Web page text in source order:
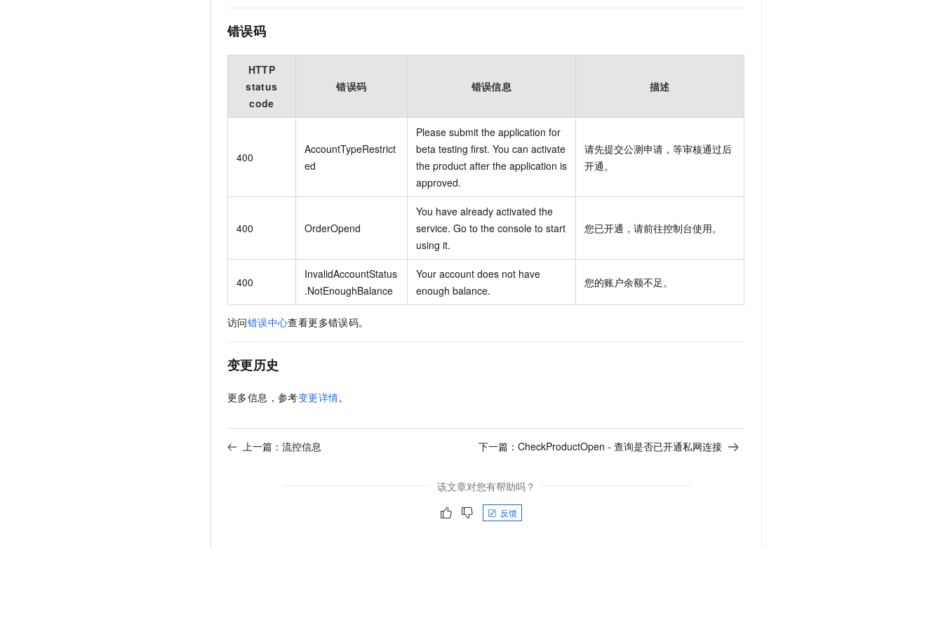
错误码
HTTP
status
code
错误码 错误信息 描述
400
AccountTypeRestrict
ed
Please submit the application for
beta testing first. You can activate
the product after the application is
approved.
请先提交公测申请，等审核通过后
开通。
400 OrderOpend
You have already activated the
service. Go to the console to start
using it.
您已开通，请前往控制台使用。
400
InvalidAccountStatus
.NotEnoughBalance
Your account does not have
enough balance.
您的账户余额不足。
访问错误中心查看更多错误码。
变更历史
更多信息，参考变更详情。
上一篇： 流控信息 下一篇： CheckProductOpen - 查询是否已开通私网连接
该文章对您有帮助吗？
反馈